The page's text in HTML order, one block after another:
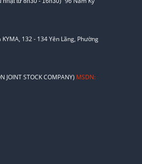
KYMA, 132 - 134 Yên Lãng, Phường
JOINT STOCK COMPANY) MSDN: